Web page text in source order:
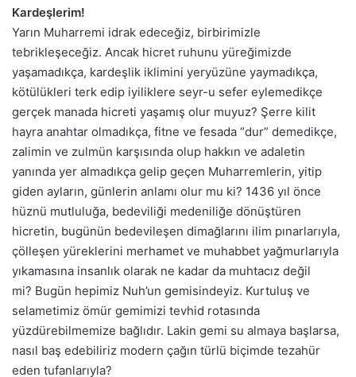
Kardeşlerim!
Yarın Muharremi idrak edeceğiz, birbirimizle
tebrikleşeceğiz. Ancak hicret ruhunu yüreğimizde
yaşamadıkça, kardeşlik iklimini yeryüzüne yaymadıkça,
kötülükleri terk edip iyiliklere seyr-u sefer eylemedikçe
gerçek manada hicreti yaşamış olur muyuz? Şerre kilit
hayra anahtar olmadıkça, fitne ve fesada “dur” demedikçe,
zalimin ve zulmün karşısında olup hakkın ve adaletin
yanında yer almadıkça gelip geçen Muharremlerin, yitip
giden ayların, günlerin anlamı olur mu ki? 1436 yıl önce
hüznü mutluluğa, bedeviliği medeniliğe dönüştüren
hicretin, bugünün bedevileşen dimağlarını ilim pınarlarıyla,
çölleşen yüreklerini merhamet ve muhabbet yağmurlarıyla
yıkamasına insanlık olarak ne kadar da muhtacız değil
mi? Bugün hepimiz Nuh’un gemisindeyiz. Kurtuluş ve
selametimiz ömür gemimizi tevhid rotasında
yüzdürebilmemize bağlıdır. Lakin gemi su almaya başlarsa,
nasıl baş edebiliriz modern çağın türlü biçimde tezahür
eden tufanlarıyla?